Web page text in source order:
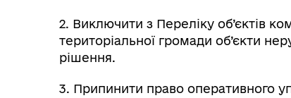
2. Виключити з Переліку об’єктів
територіальної громади об’єкти
рішення.
3. Припинити право оперативного